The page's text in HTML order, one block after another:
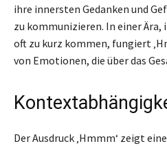
ihre innersten Gedanken und
zu kommunizieren. In einer
oft zu kurz kommen, fungiert
von Emotionen, die über das
Der Ausdruck ‚Hmmm‘ zeigt